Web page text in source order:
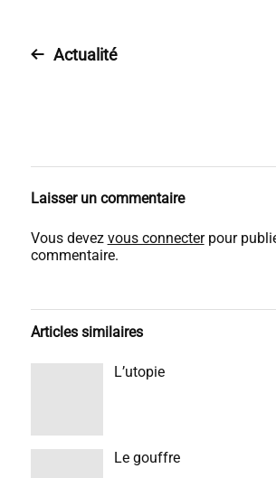
Actualité
Laisser un commentaire
Vous devez vous connecterpour
commentaire.
Articles similaires
L’utopie
Le gouffre